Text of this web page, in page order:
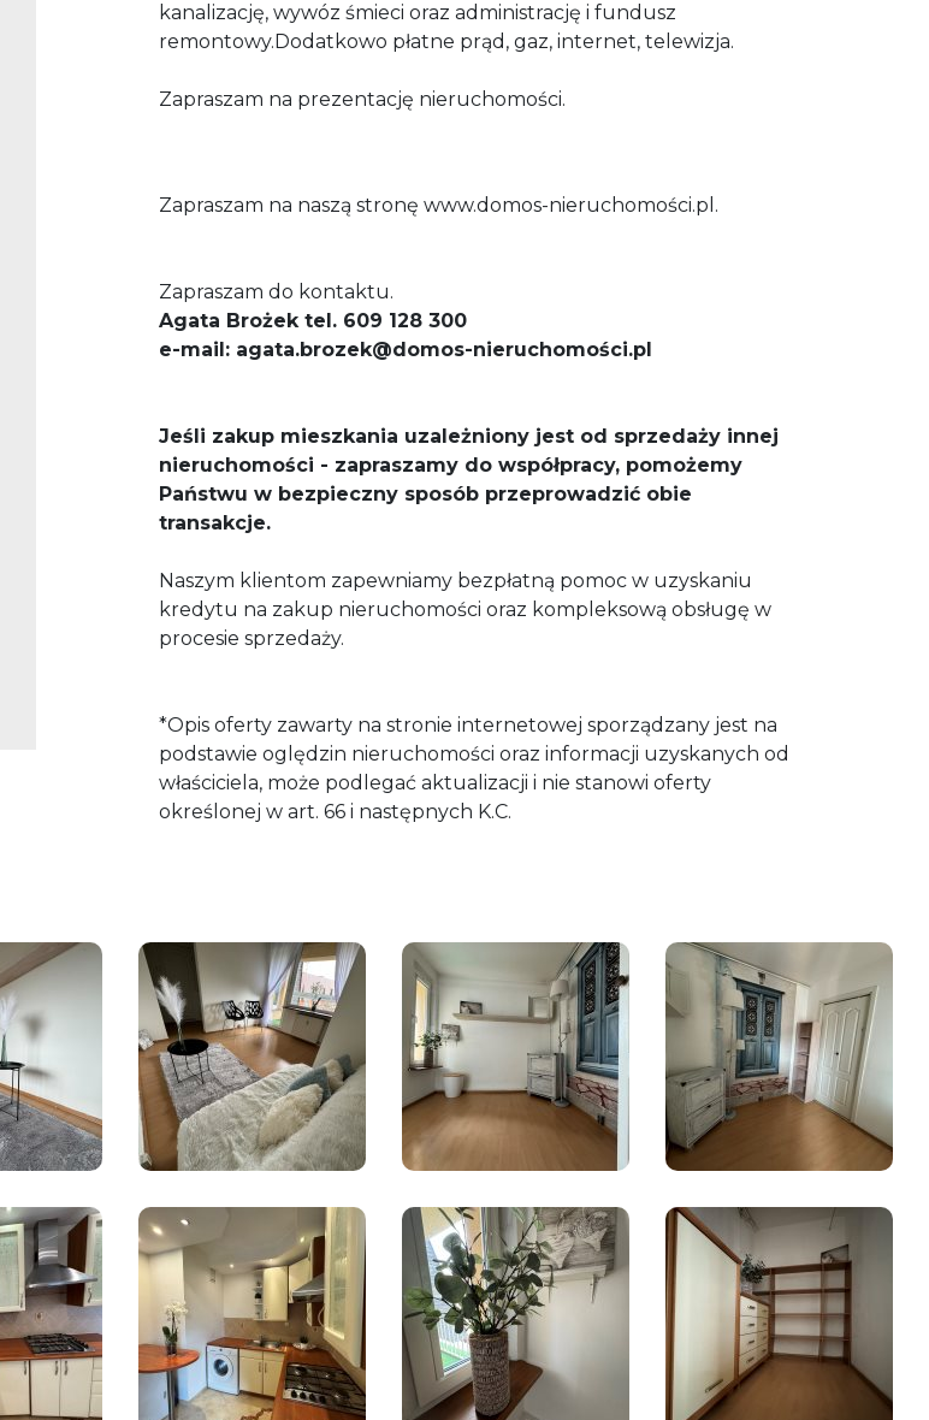
kanalizację, wywóz śmieci oraz administrację i fundusz
remontowy.Dodatkowo płatne prąd, gaz, internet, telewizja.
Zapraszam na prezentację nieruchomości.
Zapraszam na naszą stronę www.domos-nieruchomości.pl.
Zapraszam do kontaktu.
Agata Brożek tel. 609 128 300
e-mail: agata.brozek@domos-nieruchomości.pl
Jeśli zakup mieszkania uzależniony jest od sprzedaży innej
nieruchomości - zapraszamy do współpracy, pomożemy
Państwu w bezpieczny sposób przeprowadzić obie
transakcje.
Naszym klientom zapewniamy bezpłatną pomoc w uzyskaniu
kredytu na zakup nieruchomości oraz kompleksową obsługę w
procesie sprzedaży.
*Opis oferty zawarty na stronie internetowej sporządzany jest na
podstawie oględzin nieruchomości oraz informacji uzyskanych od
właściciela, może podlegać aktualizacji i nie stanowi oferty
określonej w art. 66 i następnych K.C.